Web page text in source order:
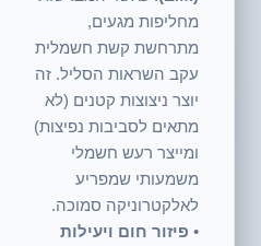
מחליפות מגעים,
מתרחשת קשת חשמלית
עקב השראות הסליל. זה
יוצר ניצוצות קטנים (לא
מתאים לסביבות נפיצות)
ומייצר רעש חשמלי
משמעותי שמפריע
לאלקטרוניקה סמוכה.
• פיזור חום ויעילות